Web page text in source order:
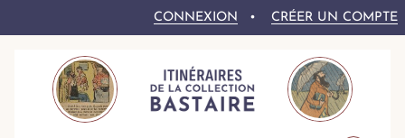
CONNEXION CRÉER UN COMPTE